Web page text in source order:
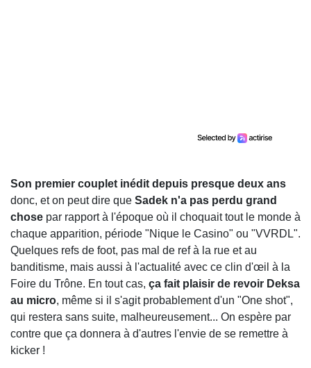
Son premier couplet inédit depuis presque deux ans
donc, et on peut dire que Sadek n'a pas perdu grand
chose par rapport à l'époque où il choquait tout le monde à
chaque apparition, période "Nique le Casino" ou "VVRDL".
Quelques refs de foot, pas mal de ref à la rue et au
banditisme, mais aussi à l'actualité avec ce clin d'œil à la
Foire du Trône. En tout cas, ça fait plaisir de revoir Deksa
au micro, même si il s'agit probablement d'un "One shot",
qui restera sans suite, malheureusement... On espère par
contre que ça donnera à d'autres l'envie de se remettre à
kicker !